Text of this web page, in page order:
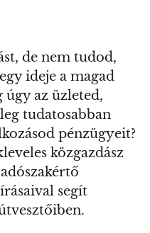
de nem tudod,
ideje a magad
úgy az üzleted,
tudatosabban
pénzügyeit?
közgazdász
segít